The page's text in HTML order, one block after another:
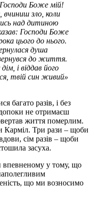
Господи Боже мій!
вчиниш зло, коли
над дитиною
Господи Боже
цього до нього.
душа
до життя.
і віддав його
твій син живий»
багато разів, і без
допоки не отримаєш
життя померлим.
Карміл. Три рази – щоби
сім разів – щоби
засуха.
впевненому у тому, що
що ми возносимо